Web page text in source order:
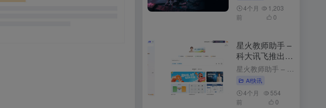
4个月
前
1,203
0
星火教师助手 –
科大讯飞推出的
AI备课工具
星火教师助手 – 科大讯飞推出的AI备课工具 2个月前发布 星火教师助手是什么 星火教师助手是科大讯飞基于星火认知大模型推出的AI备课工具，能简化教师的备课流程，提升教学效率，为教师提供个性化的教学资...
AI快讯
4个月
前
554
0